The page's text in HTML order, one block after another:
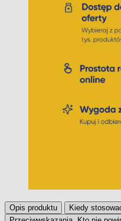
Opis produktu Kiedy